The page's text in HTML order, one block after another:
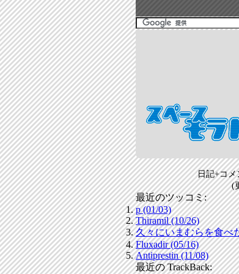
日記+コメ
(
最近のツッコミ:
p (01/03)
Thiramil (10/26)
久々にいまむらを食べ
Fluxadir (05/16)
Antiprestin (11/08)
最近の TrackBack: